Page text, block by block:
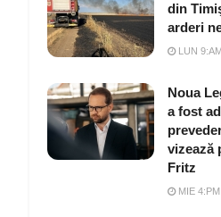
din
arderi
LUN
Noua
a fost
vizează
Fritz
MIE 4:PM